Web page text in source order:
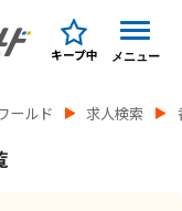
キープ中 メニュー
ールド 求人検索